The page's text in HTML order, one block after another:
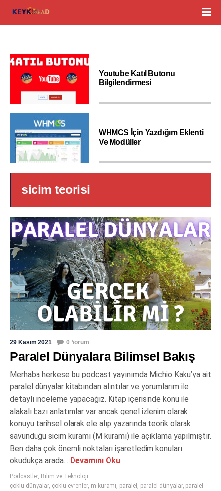
Youtube Katıl Butonu
Bilgilendirmesi
WHMCS İçin Yazdığım Eklenti
Ve Modüller
sicim teorisi
29 Kasım 2021 0 Yorum
Paralel Dünyalara Bilimsel Bakış
Merhaba herkese bu podcast yayınımda Michio Kaku’ya ait
paralel dünyalar kitabından alıntılar ve yorumlarım ile
detaylı inceleme yapacağız. Kitap içerisinde konu ile
alakalı bazı anlatımlar var ancak genel izlenim olarak
konuyu tarihsel olarak ele alıp yazarında teorik olarak
savunduğu sicim kuramı (M kuramı) ile açıklama yapılmıştır.
Ben daha çok önemli noktaları işaretledim konuları
okudukça arada... Devamını Oku
Podcastler, Bilim ve Teknoloji
çoklu dünyalar, çoklu evrenler, m kuramı, paralel , paralel dünyalar, paralel